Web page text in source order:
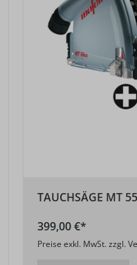
TAUCHSÄGE MT
399,00 €*
Preise exkl. MwSt. zzgl.